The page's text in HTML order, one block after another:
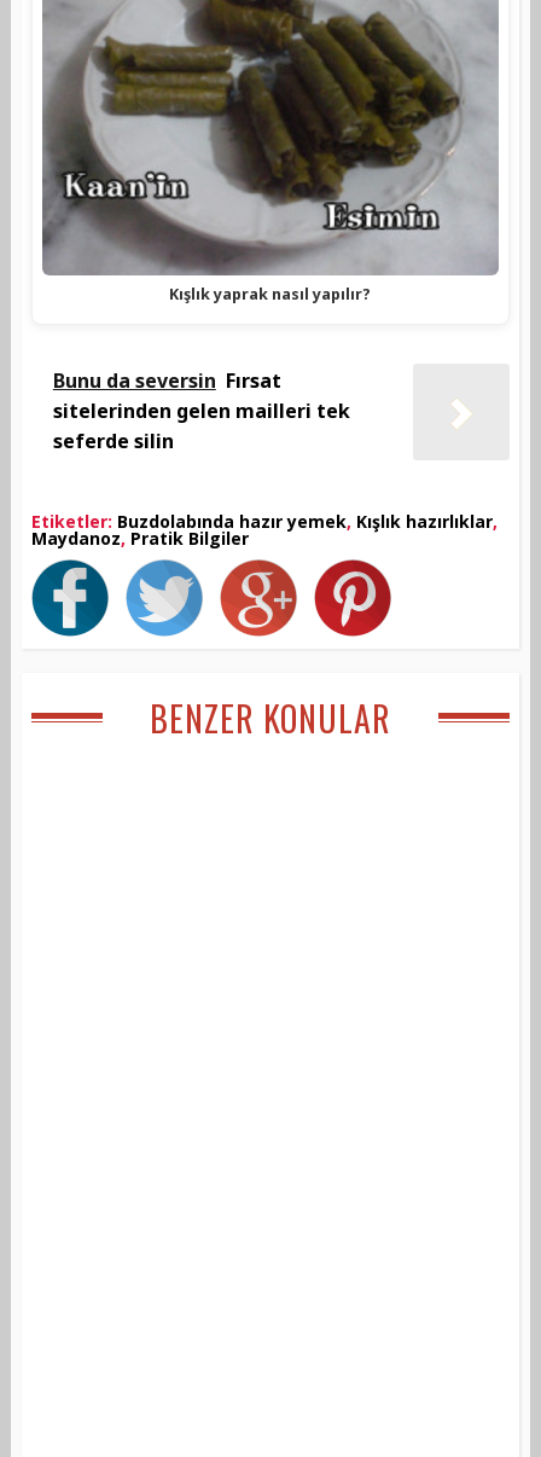
Kışlık yaprak nasıl yapılır?
Bunu da seversin Fırsat
sitelerinden gelen mailleri tek
seferde silin
Etiketler: Buzdolabında hazır yemek, Kışlık hazırlıklar,
Maydanoz, Pratik Bilgiler
BENZER KONULAR